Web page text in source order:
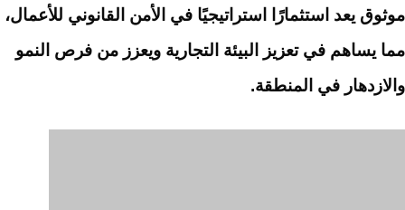
موثوق يعد استثمارًا استراتيجيًا في الأمن القانوني للأعمال،
مما يساهم في تعزيز البيئة التجارية ويعزز من فرص النمو
والازدهار في المنطقة.